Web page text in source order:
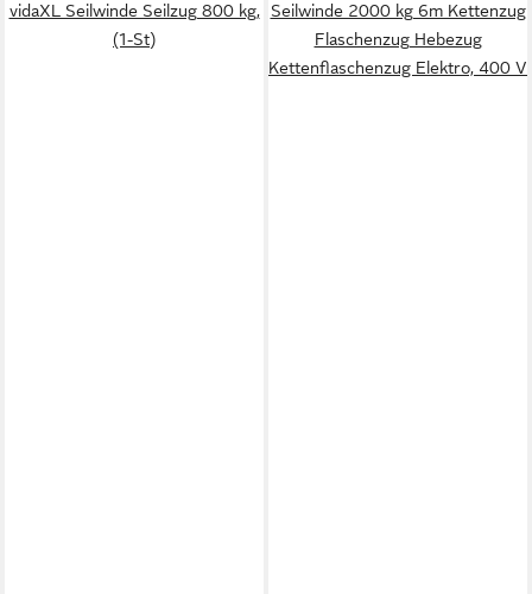
vidaXL Seilwinde Seilzug 800 kg,
(1-St)
Seilwinde 2000 kg 6m Kettenzug
Flaschenzug Hebezug
Kettenflaschenzug Elektro, 400 V